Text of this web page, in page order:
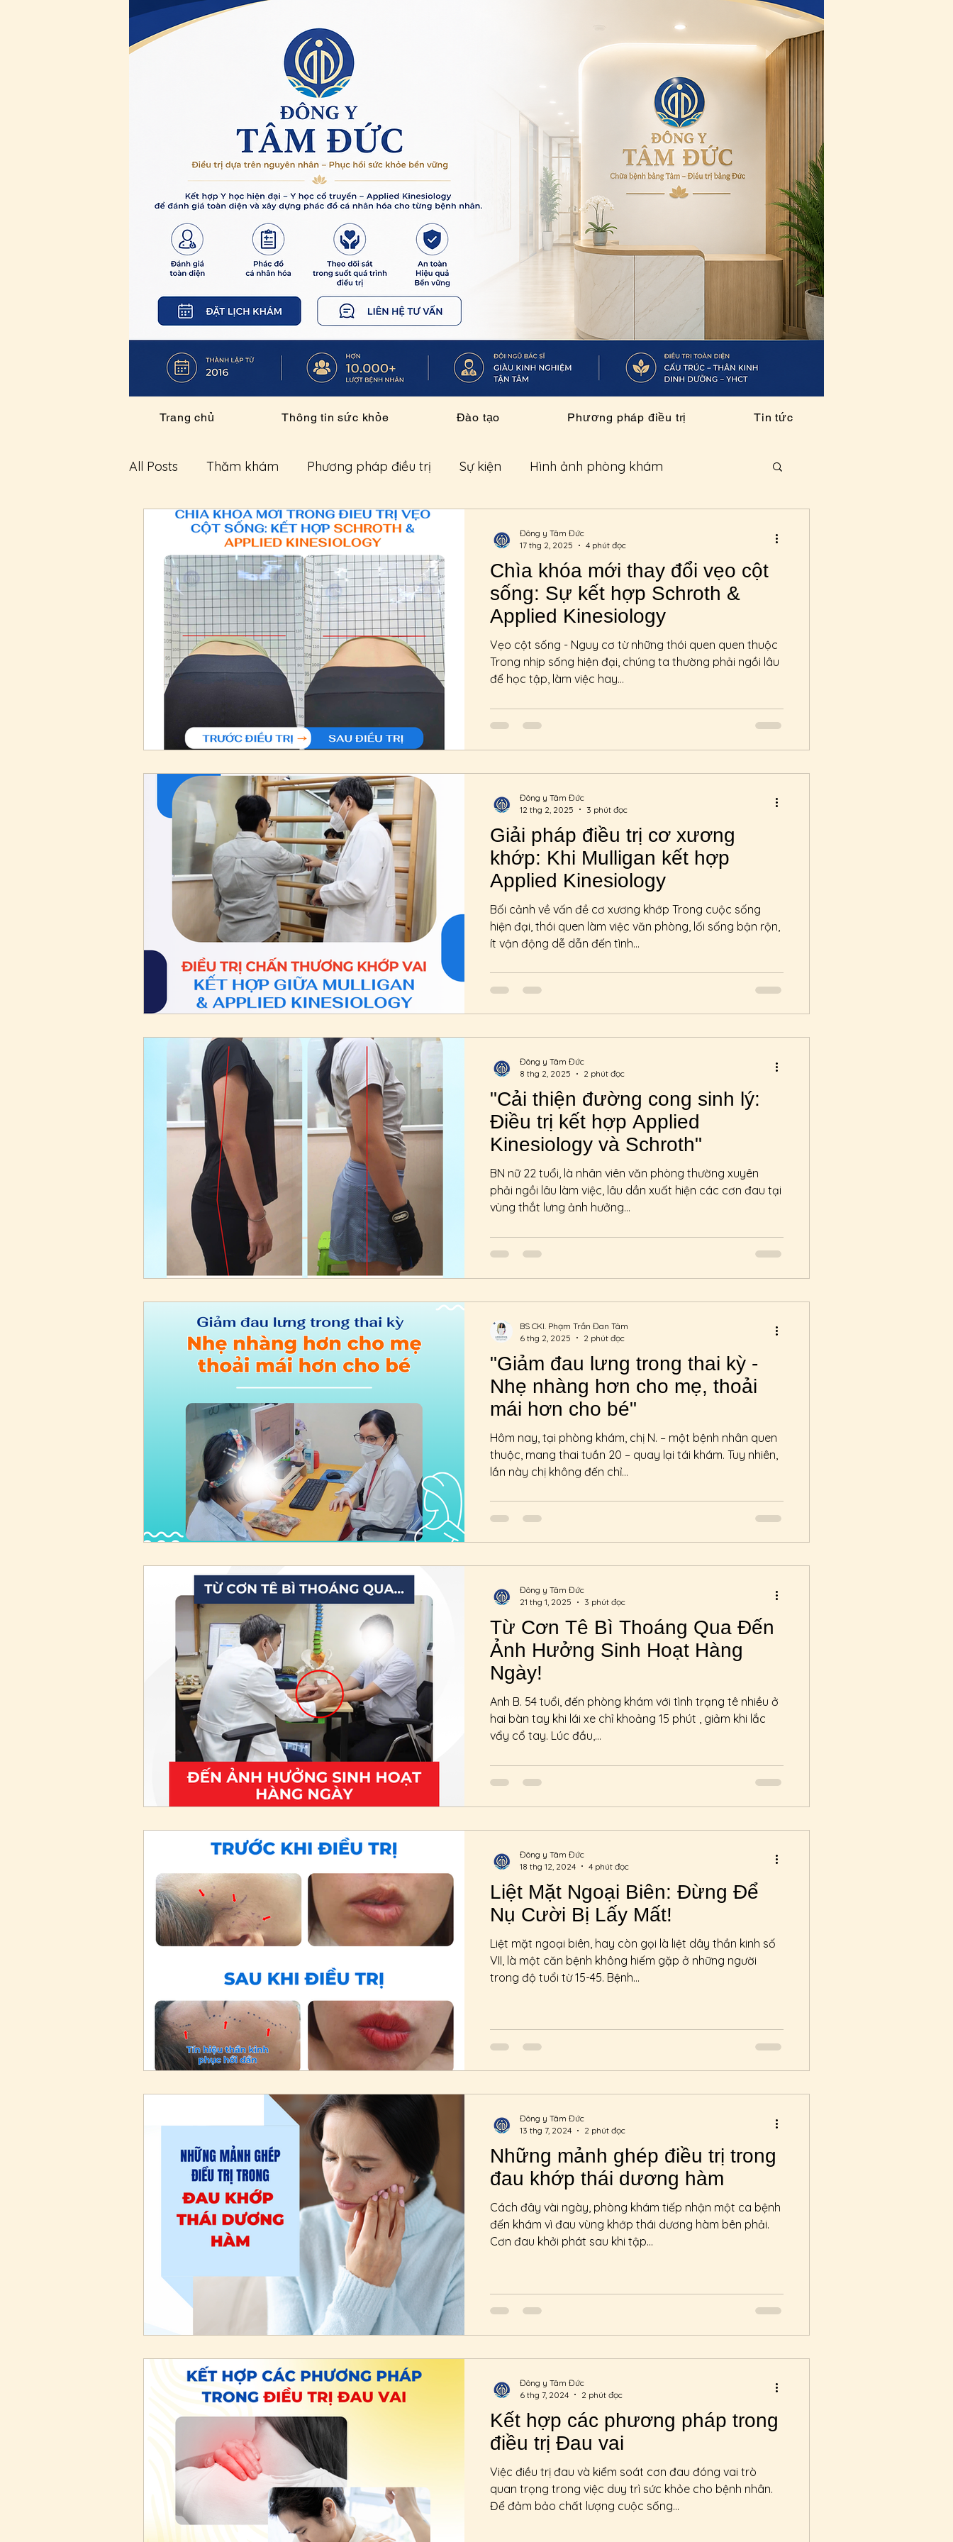
Trang chủ Thông tin sức khỏe Đào tạo Phương pháp điều trị Tin tức
All Posts Thăm khám Phương pháp điều trị Sự kiện Hình ảnh phòng khám
Về chúng tôi Thông tin sức khỏe Sản phụ khoa
Bệnh lý khác Thông tin tuyển dụng Hội thảo Khóa học y học thường thức
Đào tạo Bệnh lý khác Tuyển dụng Sản phẩm Chương trình ngày lễ
Recap sản phụ khoa Hô hấp y học thương thức
Chìa khóa mới thay đổi vẹo cột
sống: Sự kết hợp Schroth &
Applied Kinesiology
Vẹo cột sống - Nguy cơ từ những thói quen quen thuộc
Trong nhịp sống hiện đại, chúng ta thường phải ngồi lâu
để học tập, làm việc hay...
Đông y Tâm Đức
17 thg 2, 2025
4 phút đọc
Giải pháp điều trị cơ xương
khớp: Khi Mulligan kết hợp
Applied Kinesiology
Bối cảnh về vấn đề cơ xương khớp Trong cuộc sống
hiện đại, thói quen làm việc văn phòng, lối sống bận rộn,
ít vận động dễ dẫn đến tình...
Đông y Tâm Đức
12 thg 2, 2025
3 phút đọc
"Cải thiện đường cong sinh lý:
Điều trị kết hợp Applied
Kinesiology và Schroth"
BN nữ 22 tuổi, là nhân viên văn phòng thường xuyên
phải ngồi lâu làm việc, lâu dần xuất hiện các cơn đau tại
vùng thắt lưng ảnh hưởng...
Đông y Tâm Đức
8 thg 2, 2025
2 phút đọc
"Giảm đau lưng trong thai kỳ -
Nhẹ nhàng hơn cho mẹ, thoải
mái hơn cho bé"
Hôm nay, tại phòng khám, chị N. – một bệnh nhân quen
thuộc, mang thai tuần 20 – quay lại tái khám. Tuy nhiên,
lần này chị không đến chỉ...
BS CKI. Phạm Trần Đan Tâm
6 thg 2, 2025
2 phút đọc
Từ Cơn Tê Bì Thoáng Qua Đến
Ảnh Hưởng Sinh Hoạt Hàng
Ngày!
Anh B. 54 tuổi, đến phòng khám với tình trạng tê nhiều ở
hai bàn tay khi lái xe chỉ khoảng 15 phút , giảm khi lắc
vẩy cổ tay. Lúc đầu,...
Đông y Tâm Đức
21 thg 1, 2025
3 phút đọc
Liệt Mặt Ngoại Biên: Đừng Để
Nụ Cười Bị Lấy Mất!
Liệt mặt ngoại biên, hay còn gọi là liệt dây thần kinh số
VII, là một căn bệnh không hiếm gặp ở những người
trong độ tuổi từ 15-45. Bệnh...
Đông y Tâm Đức
18 thg 12, 2024
4 phút đọc
Những mảnh ghép điều trị trong
đau khớp thái dương hàm
Cách đây vài ngày, phòng khám tiếp nhận một ca bệnh
đến khám vì đau vùng khớp thái dương hàm bên phải.
Cơn đau khởi phát sau khi tập...
Đông y Tâm Đức
13 thg 7, 2024
2 phút đọc
Kết hợp các phương pháp trong
điều trị Đau vai
Việc điều trị đau và kiểm soát cơn đau đóng vai trò
quan trọng trong việc duy trì sức khỏe cho bệnh nhân.
Để đảm bảo chất lượng cuộc sống...
Đông y Tâm Đức
6 thg 7, 2024
2 phút đọc